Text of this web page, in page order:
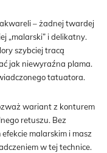
– żadnej twardej
„malarski” i delikatny.
szybciej tracą
jak niewyraźna plama.
tatuatora.
wariant z konturem
retuszu. Bez
malarskim i masz
w tej technice.